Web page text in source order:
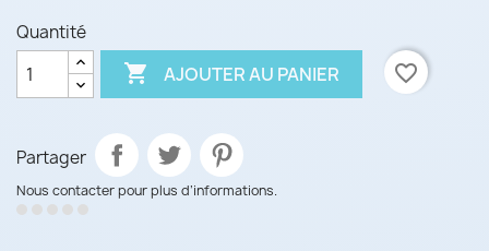
Quantité
 AJOUTER AU PANIER favorite_border
Partager
Nous contacter pour plus d’informations.